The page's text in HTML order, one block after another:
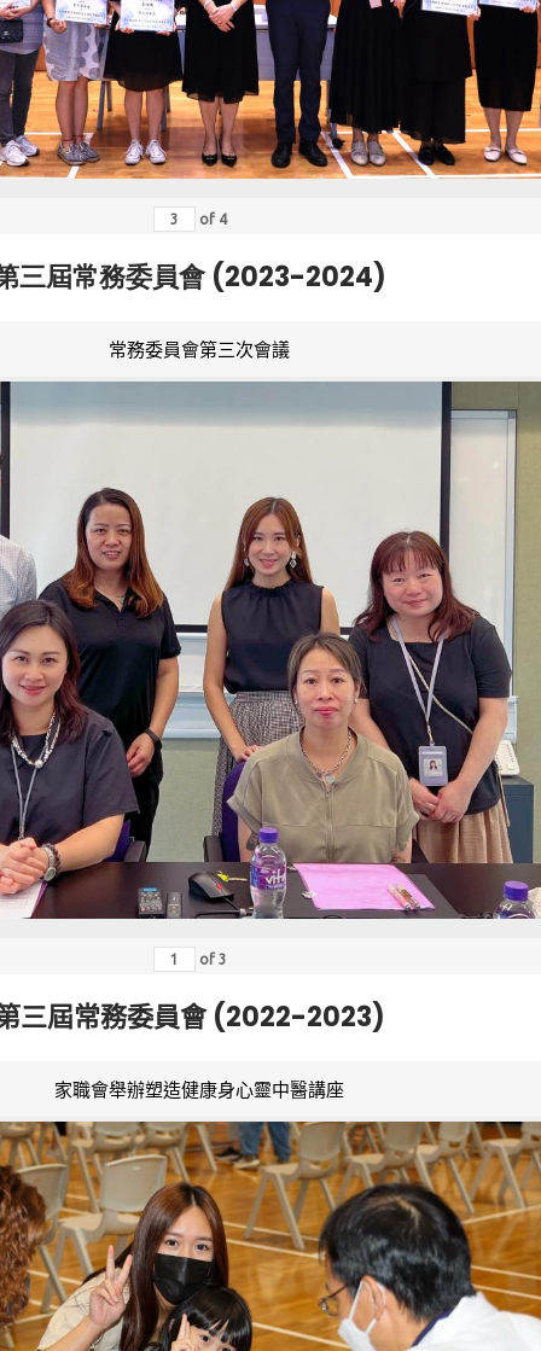
of 4
三屆常務委員會 (2023-2024)
常務委員會第三次會議
of 3
三屆常務委員會 (2022-2023)
家職會舉辦塑造健康身心靈中醫講座